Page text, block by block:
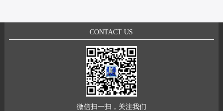
CONTACT US
微信扫一扫，关注我们